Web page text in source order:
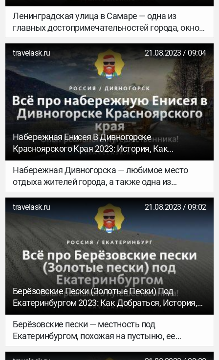
Ленинградская улица в Самаре — одна из
главных достопримечательностей города, окно в
его историю. На ней распложены здания XIX
века, большая часть из которых являлась
местами проживания купцов и знати. За два
века своего существования улица
Ленинградская (Самара), история которой полна
различных метаморфоз, была переименована
семь раз.
travelask.ru 21.08.2023 / 09:04
Набережная Енисея В Дивногорске
Красноярского Края 2023: История, Как
Добраться, Что Посмотреть, Где Отдохнуть, Чем
Заняться
Набережная Дивногорска — любимое место
отдыха жителей города, а также одна из
основных достопримечательностей всего
Красноярского края. Именно отсюда
открывается великолепный вид на Дивные
горы, расположенные на противоположном
берегу Енисея. Ниже рассказывается, как
выглядит набережная Дивногорска в 2021 году,
и что нужно знать перед ее посещением.
travelask.ru 21.08.2023 / 09:02
Берёзовские Пески (Золотые Пески) Под
Екатеринбургом 2023: Как Добраться, История,
Что Посмотреть, Чем Заняться
Берёзовские пески — местность под
Екатеринбургом, похожая на пустыню, ее
называют еще Уральская Сахара и Золотые